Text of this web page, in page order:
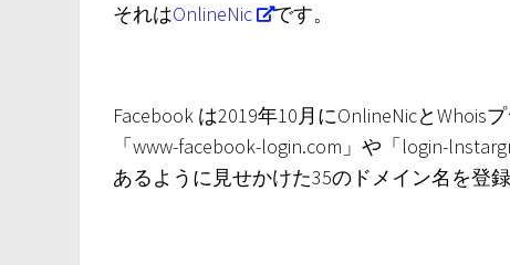
それはOnlineNic です。
Facebook は2019年10月にOnlineNicとWhois
「www-facebook-login.com」や「login-
あるように見せかけた35のドメイン名を登